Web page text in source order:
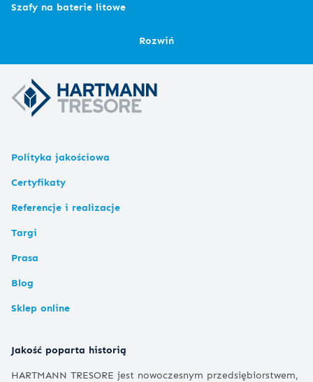
Szafy na baterie litowe
Rozwiń
Polityka jakościowa
Certyfikaty
Referencje i realizacje
Targi
Prasa
Blog
Sklep online
Jakość poparta historią
HARTMANN TRESORE jest nowoczesnym przedsiębiorstwem,